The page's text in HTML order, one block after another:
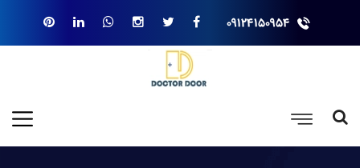
۰۹۱۲۴۱۵۰۹۵۴